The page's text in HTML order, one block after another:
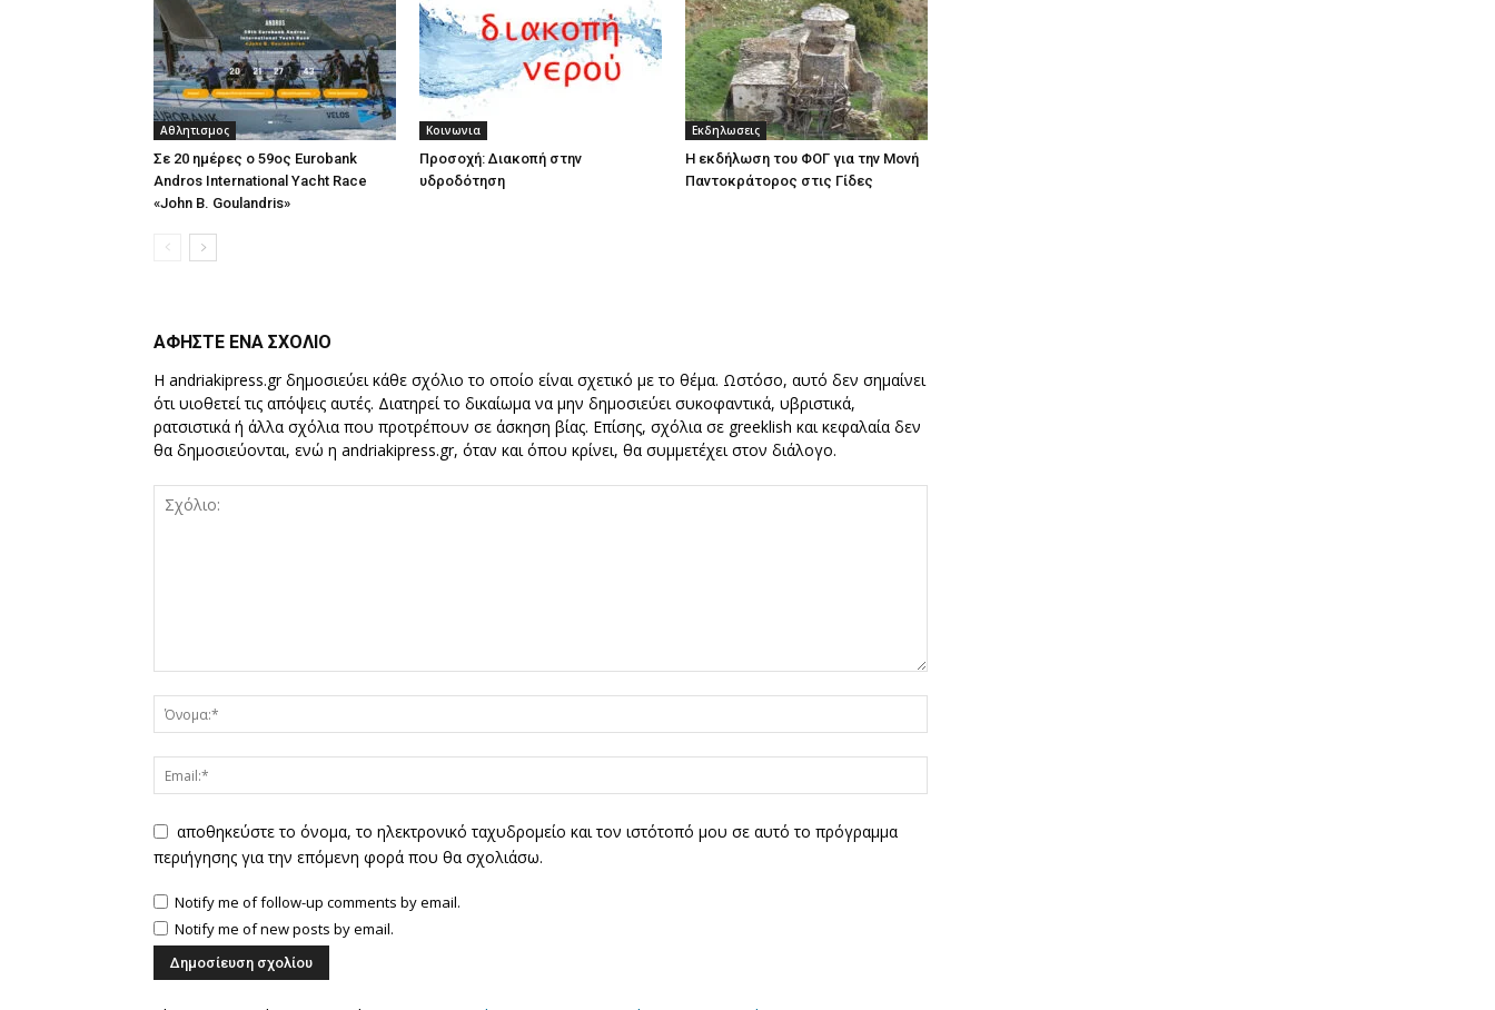
Αθλητισμος
Σε 20 ημέρες ο 59ος Eurobank
Andros International Yacht Race
«John B. Goulandris»
Κοινωνια
Προσοχή: Διακοπή στην
υδροδότηση
Εκδηλωσεις
Η εκδήλωση του ΦΟΓ για την Μονή
Παντοκράτορος στις Γίδες
ΑΦΗΣΤΕ ΕΝΑ ΣΧΟΛΙΟ
Η andriakipress.gr δημοσιεύει κάθε σχόλιο το οποίο είναι σχετικό με το θέμα. Ωστόσο, αυτό δεν σημαίνει
ότι υιοθετεί τις απόψεις αυτές. Διατηρεί το δικαίωμα να μην δημοσιεύει συκοφαντικά, υβριστικά,
ρατσιστικά ή άλλα σχόλια που προτρέπουν σε άσκηση βίας. Επίσης, σχόλια σε greeklish και κεφαλαία δεν
θα δημοσιεύονται, ενώ η andriakipress.gr, όταν και όπου κρίνει, θα συμμετέχει στον διάλογο.
αποθηκεύστε το όνομα, το ηλεκτρονικό ταχυδρομείο και τον ιστότοπό μου σε αυτό το πρόγραμμα
περιήγησης για την επόμενη φορά που θα σχολιάσω.
Notify me of follow-up comments by email.
Notify me of new posts by email.